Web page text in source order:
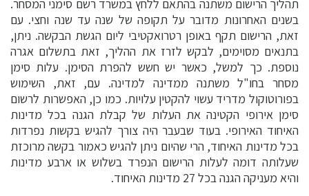
תהליך הרישום משתנה בהתאם ללחץ במשרד רשם סימני המסחר.
בשנים האחרונות מדובר על תקופה של שנה עד שנה וחצי. עם
זאת, הרישום תקף באופן רטרואקטיבי ליום הגשת הבקשה. ניתן,
בתנאים מסוימים, לבקש לזרז את ההליך, זאת בתשלום אגרה
נוספת. כך למשל, כאשר יש חשש להפרת הסימן. עלות סימן
מסחר בחו"ל משתנה ממדינה למדינה. עם, זאת, השימוש
בפורוטוקול מדריד עשוי להקטין עלויות. כמו כן, האפשרות לרשום
סימן אירופי הקטינה את העלות של קבלת הגנה בכל מדינות
האיחוד האירופי. בעוד שבעבר היה צורך להגיש בקשות נפרדות
בכל מדינות האיחוד, הרי שהיום ניתן להגיש כאמור בקשה מרוכזת
שעלותה דומה לעלות הרישום הנפרד בשלוש או ארבע מדינות
והיא מעניקה הגנה בכל 27 מדינות האיחוד.